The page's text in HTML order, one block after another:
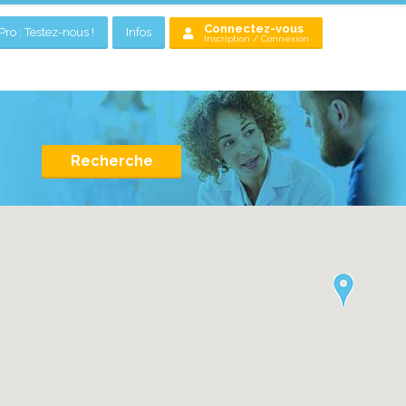
: Testez-nous ! Infos Connectez-vous
Inscription / Connexion
Recherche